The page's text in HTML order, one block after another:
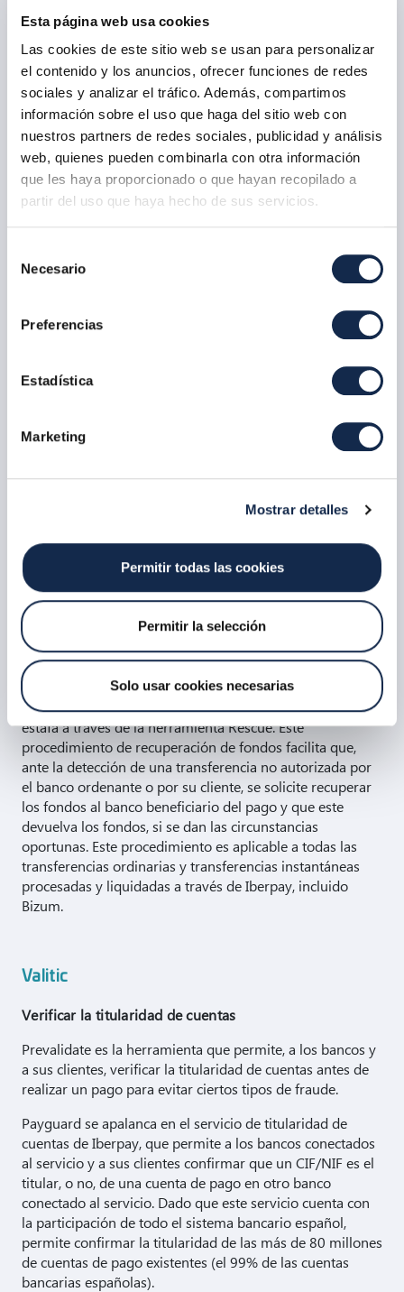
Esta página web usa cookies
Las cookies de este sitio web se usan para personalizar
el contenido y los anuncios, ofrecer funciones de redes
sociales y analizar el tráfico. Además, compartimos
información sobre el uso que haga del sitio web con
nuestros partners de redes sociales, publicidad y análisis
web, quienes pueden combinarla con otra información
que les haya proporcionado o que hayan recopilado a
partir del uso que haya hecho de sus servicios.
Necesario
Preferencias
Estadística
Marketing
Mostrar detalles
Permitir todas las cookies
Permitir la selección
Solo usar cookies necesarias
Payguard es un servicio para la lucha contra el fraude con
un enfoque sectorial e integrado en la cadena de valor de
los pagos instantáneos, que cuenta con las siguientes 6
herramientas:
Share
Intercambio de operativa fraudulenta
Share es la herramienta de intercambio de información
intercambio de información de operaciones fraudulentas,
sospechosas e intentos de fraude en tiempo real y de
participantes en el servicio.
En el momento en que una entidad participante detecta
sospechosa de serlo, Payguard difunde en tiempo real la
información al resto de entidades conectadas.
La entidad de contrapartida de la operación chequea los
datos de dicha transacción e incorpora nueva información
están: los datos de la transacción, el IP, el tipo de fraude y
la tipología de la cuenta.
Rescue
Recuperación de fondos
Los bancos solicitan recuperar fondos por fraude o por
estafa a través de la herramienta Rescue. Este
procedimiento de recuperación de fondos facilita que,
ante la detección de una transferencia no autorizada por
el banco ordenante o por su cliente, se solicite recuperar
los fondos al banco beneficiario del pago y que este
devuelva los fondos, si se dan las circunstancias
oportunas. Este procedimiento es aplicable a todas las
transferencias ordinarias y transferencias instantáneas
procesadas y liquidadas a través de Iberpay, incluido
Bizum.
Valitic
Verificar la titularidad de cuentas
Prevalidate es la herramienta que permite, a los bancos y
a sus clientes, verificar la titularidad de cuentas antes de
realizar un pago para evitar ciertos tipos de fraude.
Payguard se apalanca en el servicio de titularidad de
cuentas de Iberpay, que permite a los bancos conectados
al servicio y a sus clientes confirmar que un CIF/NIF es el
titular, o no, de una cuenta de pago en otro banco
conectado al servicio. Dado que este servicio cuenta con
la participación de todo el sistema bancario español,
permite confirmar la titularidad de las más de 80 millones
de cuentas de pago existentes (el 99% de las cuentas
bancarias españolas).